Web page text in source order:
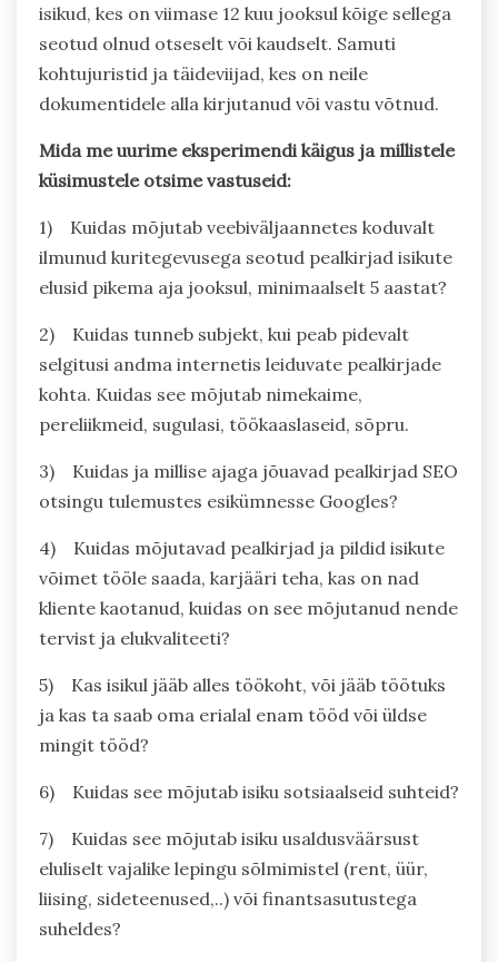
isikud, kes on viimase 12 kuu jooksul kõige sellega
seotud olnud otseselt või kaudselt. Samuti
kohtujuristid ja täideviijad, kes on neile
dokumentidele alla kirjutanud või vastu võtnud.
Mida me uurime eksperimendi käigus ja millistele
küsimustele otsime vastuseid:
1) Kuidas mõjutab veebiväljaannetes koduvalt
ilmunud kuritegevusega seotud pealkirjad isikute
elusid pikema aja jooksul, minimaalselt 5 aastat?
2) Kuidas tunneb subjekt, kui peab pidevalt
selgitusi andma internetis leiduvate pealkirjade
kohta. Kuidas see mõjutab nimekaime,
pereliikmeid, sugulasi, töökaaslaseid, sõpru.
3) Kuidas ja millise ajaga jõuavad pealkirjad SEO
otsingu tulemustes esikümnesse Googles?
4) Kuidas mõjutavad pealkirjad ja pildid isikute
võimet tööle saada, karjääri teha, kas on nad
kliente kaotanud, kuidas on see mõjutanud nende
tervist ja elukvaliteeti?
5) Kas isikul jääb alles töökoht, või jääb töötuks
ja kas ta saab oma erialal enam tööd või üldse
mingit tööd?
6) Kuidas see mõjutab isiku sotsiaalseid suhteid?
7) Kuidas see mõjutab isiku usaldusväärsust
eluliselt vajalike lepingu sõlmimistel (rent, üür,
liising, sideteenused,..) või finantsasutustega
suheldes?